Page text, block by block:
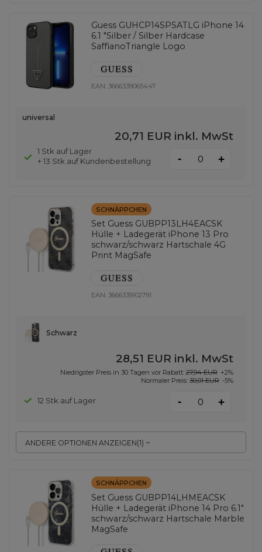
Guess GUHCP14SPSATLG iPhone 14
6.1 "Silber / Silber Hardcase
SaffianoTriangle Logo
EAN: 3666339065447
universal
20,71 EUR inkl. MwSt
1 Stk auf Lager
+ 13 Stk auf Kundenbestellung
- +
SCHNÄPPCHEN
Set Guess GUBPP13LH4EACSK
Hülle + Ladegerät iPhone 13 Pro
schwarz/schwarz Hartschale 4G
Print MagSafe
EAN: 3666339102791
ANDERE OPTIONEN ANZEIGEN(1)
Schwarz
28,51 EUR inkl. MwSt
Niedrigster Preis in 30 Tagen vor Rabatt: 27,94 EUR +2%
Normaler Preis: 30,01 EUR -5%
12 Stk auf Lager - +
SCHNÄPPCHEN
Set Guess GUBPP14LHMEACSK
Hülle + Ladegerät iPhone 14 Pro 6.1"
schwarz/schwarz Hartschale Marble
MagSafe